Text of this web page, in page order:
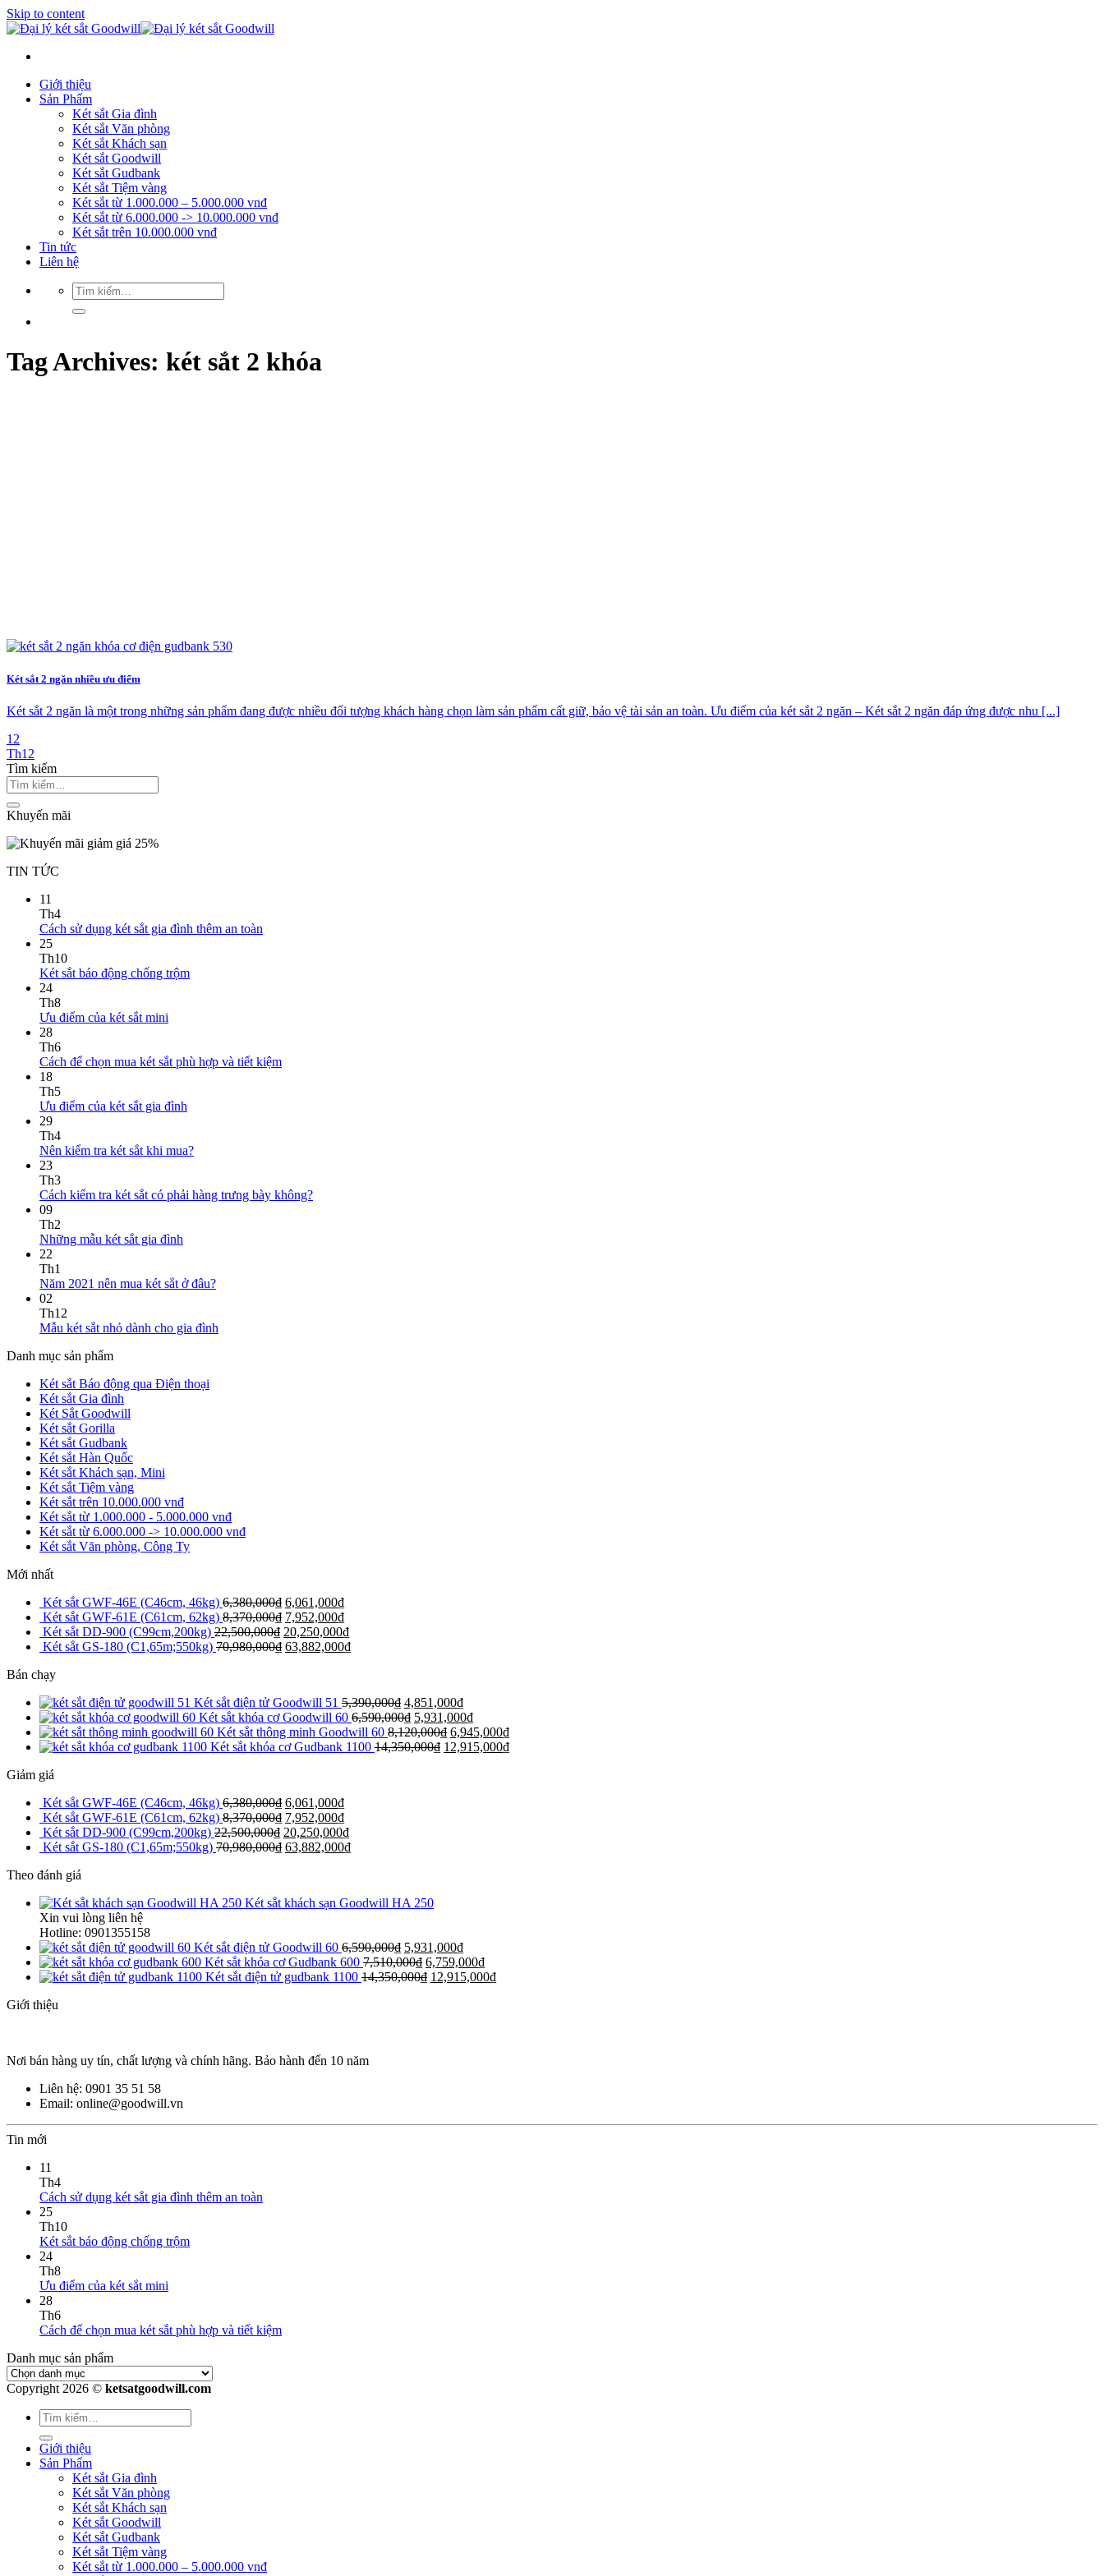
Skip to content
Giới thiệu
Sản Phẩm
Két sắt Gia đình
Két sắt Văn phòng
Két sắt Khách sạn
Két sắt Goodwill
Két sắt Gudbank
Két sắt Tiệm vàng
Két sắt từ 1.000.000 – 5.000.000 vnđ
Két sắt từ 6.000.000 -> 10.000.000 vnđ
Két sắt trên 10.000.000 vnđ
Tin tức
Liên hệ
Tag Archives: két sắt 2 khóa
Két sắt 2 ngăn nhiều ưu điểm
Két sắt 2 ngăn là một trong những sản phẩm đang được nhiều đối tượng khách hàng chọn làm sản phẩm cất giữ, bảo vệ tài sản an toàn. Ưu điểm của két sắt 2 ngăn – Két sắt 2 ngăn đáp ứng được nhu [...]
12
Th12
Tìm kiếm
Khuyến mãi
TIN TỨC
11
Th4
Cách sử dụng két sắt gia đình thêm an toàn
25
Th10
Két sắt báo động chống trộm
24
Th8
Ưu điểm của két sắt mini
28
Th6
Cách để chọn mua két sắt phù hợp và tiết kiệm
18
Th5
Ưu điểm của két sắt gia đình
29
Th4
Nên kiểm tra két sắt khi mua?
23
Th3
Cách kiểm tra két sắt có phải hàng trưng bày không?
09
Th2
Những mẫu két sắt gia đình
22
Th1
Năm 2021 nên mua két sắt ở đâu?
02
Th12
Mẫu két sắt nhỏ dành cho gia đình
Danh mục sản phẩm
Két sắt Báo động qua Điện thoại
Két sắt Gia đình
Két Sắt Goodwill
Két sắt Gorilla
Két sắt Gudbank
Két sắt Hàn Quốc
Két sắt Khách sạn, Mini
Két sắt Tiệm vàng
Két sắt trên 10.000.000 vnđ
Két sắt từ 1.000.000 - 5.000.000 vnđ
Két sắt từ 6.000.000 -> 10.000.000 vnđ
Két sắt Văn phòng, Công Ty
Mới nhất
Két sắt GWF-46E (C46cm, 46kg) 6,380,000₫ 6,061,000₫
Két sắt GWF-61E (C61cm, 62kg) 8,370,000₫ 7,952,000₫
Két sắt DD-900 (C99cm,200kg) 22,500,000₫ 20,250,000₫
Két sắt GS-180 (C1,65m;550kg) 70,980,000₫ 63,882,000₫
Bán chạy
Két sắt điện tử Goodwill 51 5,390,000₫ 4,851,000₫
Két sắt khóa cơ Goodwill 60 6,590,000₫ 5,931,000₫
Két sắt thông minh Goodwill 60 8,120,000₫ 6,945,000₫
Két sắt khóa cơ Gudbank 1100 14,350,000₫ 12,915,000₫
Giảm giá
Két sắt GWF-46E (C46cm, 46kg) 6,380,000₫ 6,061,000₫
Két sắt GWF-61E (C61cm, 62kg) 8,370,000₫ 7,952,000₫
Két sắt DD-900 (C99cm,200kg) 22,500,000₫ 20,250,000₫
Két sắt GS-180 (C1,65m;550kg) 70,980,000₫ 63,882,000₫
Theo đánh giá
Két sắt khách sạn Goodwill HA 250
Xin vui lòng liên hệ
Hotline: 0901355158
Két sắt điện tử Goodwill 60 6,590,000₫ 5,931,000₫
Két sắt khóa cơ Gudbank 600 7,510,000₫ 6,759,000₫
Két sắt điện tử gudbank 1100 14,350,000₫ 12,915,000₫
Giới thiệu
Nơi bán hàng uy tín, chất lượng và chính hãng. Bảo hành đến 10 năm
Liên hệ: 0901 35 51 58
Email: online@goodwill.vn
Tin mới
11
Th4
Cách sử dụng két sắt gia đình thêm an toàn
25
Th10
Két sắt báo động chống trộm
24
Th8
Ưu điểm của két sắt mini
28
Th6
Cách để chọn mua két sắt phù hợp và tiết kiệm
Danh mục sản phẩm
Copyright 2026 © ketsatgoodwill.com
Giới thiệu
Sản Phẩm
Két sắt Gia đình
Két sắt Văn phòng
Két sắt Khách sạn
Két sắt Goodwill
Két sắt Gudbank
Két sắt Tiệm vàng
Két sắt từ 1.000.000 – 5.000.000 vnđ